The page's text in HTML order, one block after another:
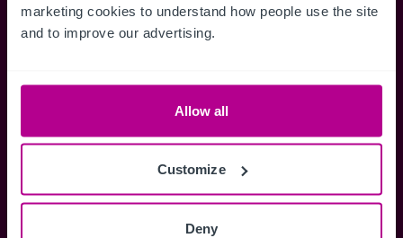
marketing cookies to understand how people use the site
and to improve our advertising.
Allow all
Customize
Deny
Informationen
Erhalten Sie Zugriff auf alle
Mitglieder.
und einfach
Anmelden